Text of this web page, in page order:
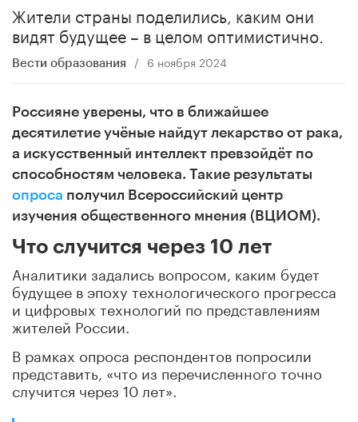
Жители страны поделились, каким они
видят будущее – в целом оптимистично.
Вести образования / 6 ноября 2024
Россияне уверены, что в ближайшее
десятилетие учёные найдут лекарство от рака,
а искусственный интеллект превзойдёт по
способностям человека. Такие результаты
опроса получил Всероссийский центр
изучения общественного мнения (ВЦИОМ).
Что случится через 10 лет
Аналитики задались вопросом, каким будет
будущее в эпоху технологического прогресса
и цифровых технологий по представлениям
жителей России.
В рамках опроса респондентов попросили
представить, «что из перечисленного точно
случится через 10 лет».